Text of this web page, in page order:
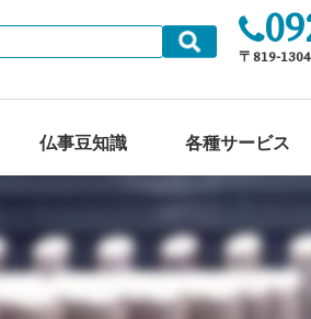
仏事豆知識 各種サービス